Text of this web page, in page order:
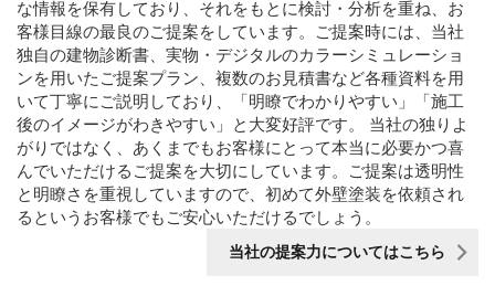
な情報を保有しており、それをもとに検討・分析を重ね、お
客様目線の最良のご提案をしています。ご提案時には、当社
独自の建物診断書、実物・デジタルのカラーシミュレーショ
ンを用いたご提案プラン、複数のお見積書など各種資料を用
いて丁寧にご説明しており、「明瞭でわかりやすい」「施工
後のイメージがわきやすい」と大変好評です。 当社の独りよ
がりではなく、あくまでもお客様にとって本当に必要かつ喜
んでいただけるご提案を大切にしています。ご提案は透明性
と明瞭さを重視していますので、初めて外壁塗装を依頼され
るというお客様でもご安心いただけるでしょう。
当社の提案力についてはこちら